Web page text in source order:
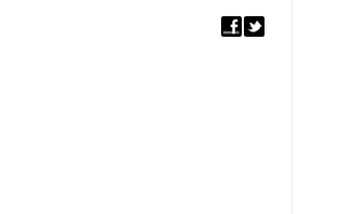
5. EUROPÄISCHER